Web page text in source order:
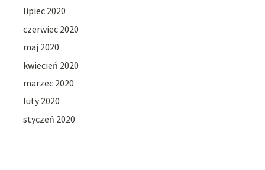
lipiec 2020
czerwiec 2020
maj 2020
kwiecień 2020
marzec 2020
luty 2020
styczeń 2020